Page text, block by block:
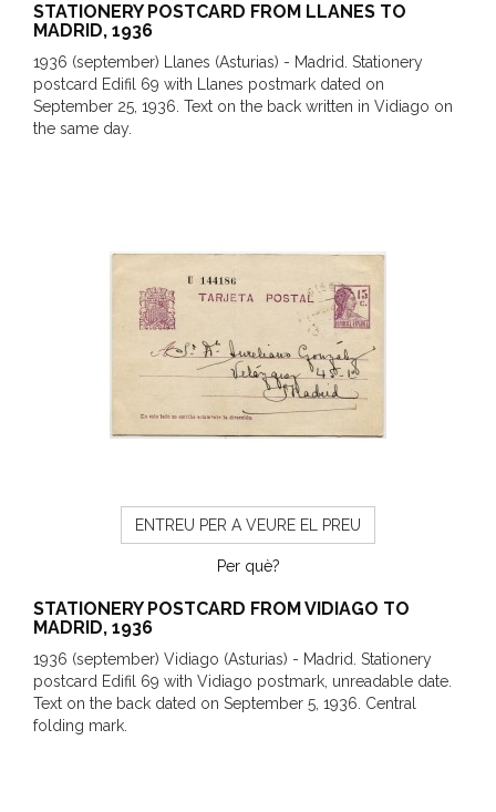
STATIONERY POSTCARD FROM LLANES TO
MADRID, 1936
1936 (september) Llanes (Asturias) - Madrid. Stationery
postcard Edifil 69 with Llanes postmark dated on
September 25, 1936. Text on the back written in Vidiago on
the same day.
ENTREU PER A VEURE EL PREU
Per què?
STATIONERY POSTCARD FROM VIDIAGO TO
MADRID, 1936
1936 (september) Vidiago (Asturias) - Madrid. Stationery
postcard Edifil 69 with Vidiago postmark, unreadable date.
Text on the back dated on September 5, 1936. Central
folding mark.